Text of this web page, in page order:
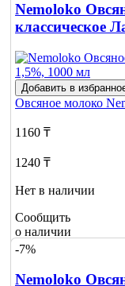
Nemoloko
классическое
Добавить в
Овсяное молоко
1160 ₸
1240 ₸
Нет в наличии
Сообщить
о наличии
-7%
Nemoloko